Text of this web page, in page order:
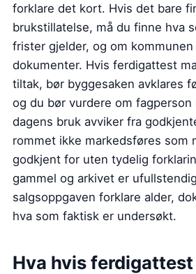
forklare det kort. Hvis det bare
brukstillatelse, må du finne hva
frister gjelder, og om kommunen
dokumenter. Hvis ferdigattest
tiltak, bør byggesaken avklares
og du bør vurdere om fagperson
dagens bruk avviker fra
rommet ikke markedsføres som
godkjent for uten tydelig
gammel og arkivet er
salgsoppgaven forklare alder,
hva som faktisk er undersøkt.
Hva hvis